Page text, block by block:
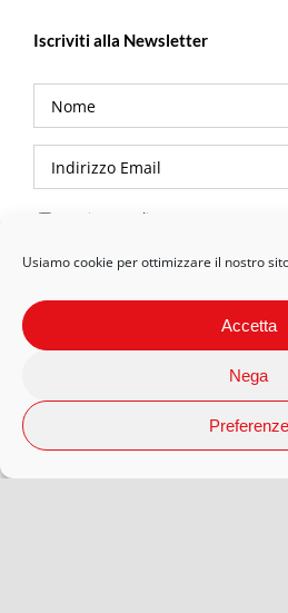
Usiamo cookie per ottimizzare il nostro
Accetta
Nega
Preferenze
Iscriviti alla Newsletter
Privacy Policy